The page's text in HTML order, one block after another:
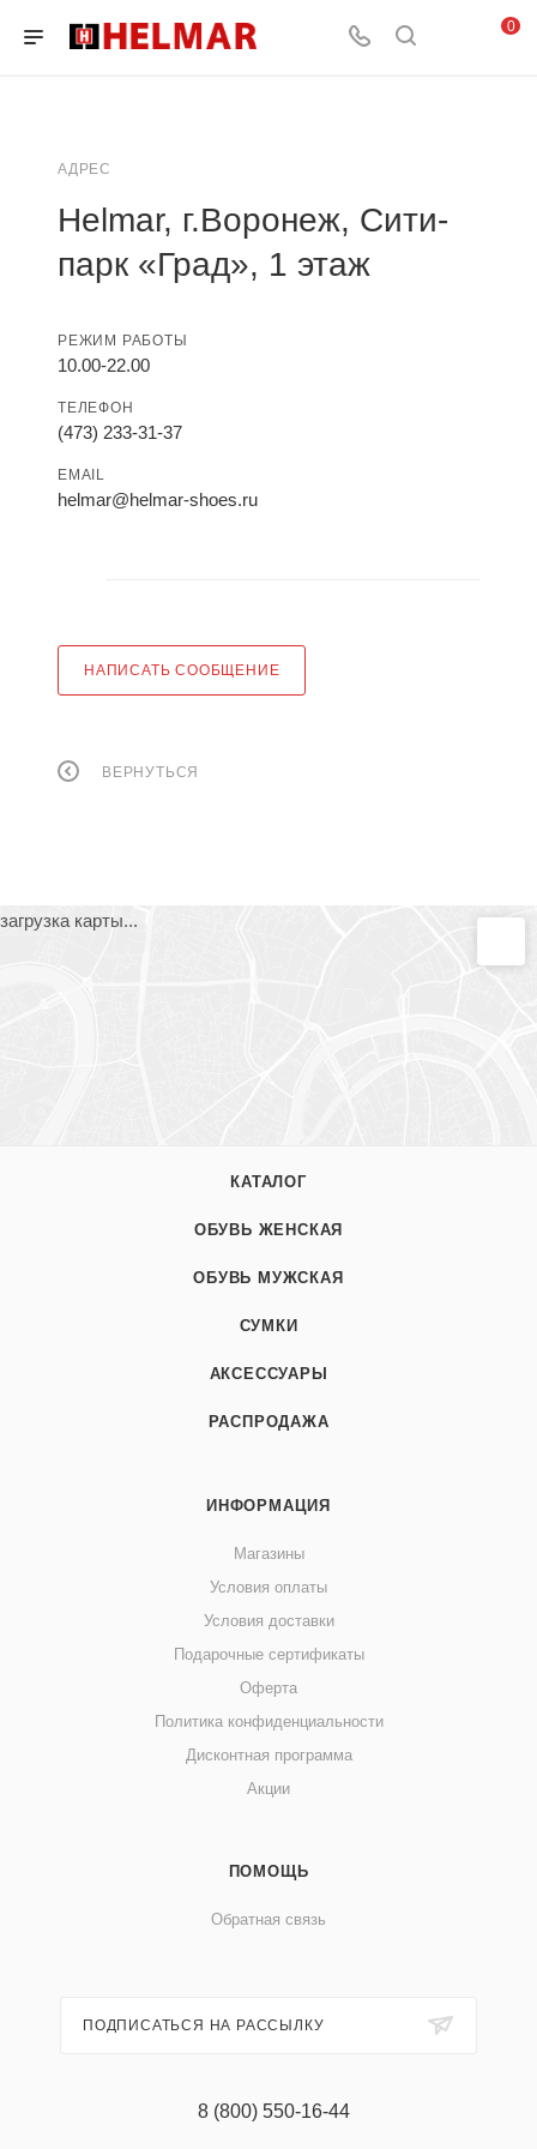
0
АДРЕС
Helmar, г.Воронеж, Сити-
парк «Град», 1 этаж
РЕЖИМ РАБОТЫ
10.00-22.00
ТЕЛЕФОН
(473) 233-31-37
EMAIL
helmar@helmar-shoes.ru
НАПИСАТЬ СООБЩЕНИЕ
ВЕРНУТЬСЯ
загрузка карты...
КАТАЛОГ
ОБУВЬ ЖЕНСКАЯ
ОБУВЬ МУЖСКАЯ
СУМКИ
АКСЕССУАРЫ
РАСПРОДАЖА
ИНФОРМАЦИЯ
Магазины
Условия оплаты
Условия доставки
Подарочные сертификаты
Оферта
Политика конфиденциальности
Дисконтная программа
Акции
ПОМОЩЬ
Обратная связь
ПОДПИСАТЬСЯ НА РАССЫЛКУ
8 (800) 550-16-44